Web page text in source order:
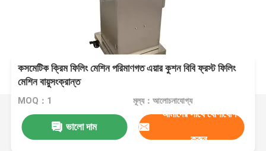
কসমেটিক ক্রিম ফিলিং মেশিন পরিমাণগত এয়ার কুশন বিবি ফ্রস্ট ফিলিং
মেশিন বায়ুসংক্রান্ত
MOQ：1 মূল্য：আলোচনাযোগ্য
ভালো দাম
আমাদের সাথে যোগাযোগ
করুন